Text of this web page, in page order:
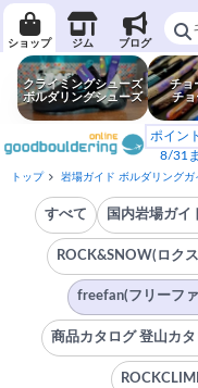
ショップ ジム ブログ
クライミングシューズ
ボルダリングシューズ
チョ
チョ
ポイン
8/31
トップ 岩場ガイド ボルダリング
すべて 国内岩場ガイ
ROCK&SNOW(ロク
freefan(フリーフ
商品カタログ 登山カ